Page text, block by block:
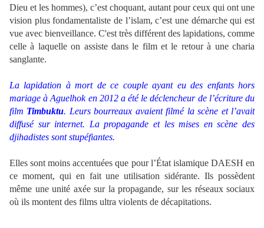
Dieu et les hommes), c’est choquant, autant pour ceux qui ont une
vision plus fondamentaliste de l’islam, c’est une démarche qui est
vue avec bienveillance. C'est très différent des lapidations, comme
celle à laquelle on assiste dans le film et le retour à une charia
sanglante.
La lapidation à mort de ce couple ayant eu des enfants hors
mariage à Aguelhok en 2012 a été le déclencheur de l’écriture du
film Timbuktu. Leurs bourreaux avaient filmé la scène et l’avait
diffusé sur internet. La propagande et les mises en scène des
djihadistes sont stupéfiantes.
Elles sont moins accentuées que pour l’État islamique DAESH en
ce moment, qui en fait une utilisation sidérante. Ils possèdent
même une unité axée sur la propagande, sur les réseaux sociaux
où ils montent des films ultra violents de décapitations.